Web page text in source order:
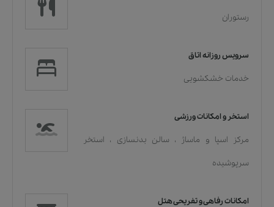
رستوران
سرویس روزانه اتاق
خدمات خشکشویی
استخر و امکانات ورزشی
مرکز اسپا و ماساژ ، سالن بدنسازی ، استخر
سرپوشیده
امکانات رفاهی و تفریحی هتل